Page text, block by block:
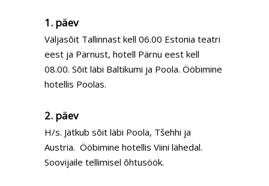
1. päev
Väljasõit Tallinnast kell 06.00 Estonia teatri
eest ja Pärnust, hotell Pärnu eest kell
08.00. Sõit läbi Baltikumi ja Poola. Ööbimine
hotellis Poolas.
2. päev
H/s. Jätkub sõit läbi Poola, Tšehhi ja
Austria. Ööbimine hotellis Viini lähedal.
Soovijaile tellimisel õhtusöök.